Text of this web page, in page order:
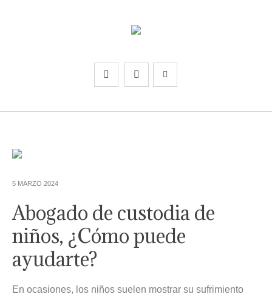
5 MARZO 2024
Abogado de custodia de
niños, ¿Cómo puede
ayudarte?
En ocasiones, los niños suelen mostrar su sufrimiento